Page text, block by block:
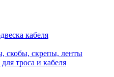
кабеля
скобы, скрепы, ленты
троса и кабеля